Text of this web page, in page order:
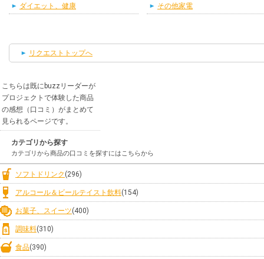
ダイエット、健康
その他家電
リクエストトップへ
こちらは既にbuzzリーダーが
プロジェクトで体験した商品
の感想（口コミ）がまとめて
見られるページです。
カテゴリから探す
カテゴリから商品の口コミを探すにはこちらから
ソフトドリンク (296)
アルコール＆ビールテイスト飲料(154)
お菓子、スイーツ(400)
調味料(310)
食品(390)